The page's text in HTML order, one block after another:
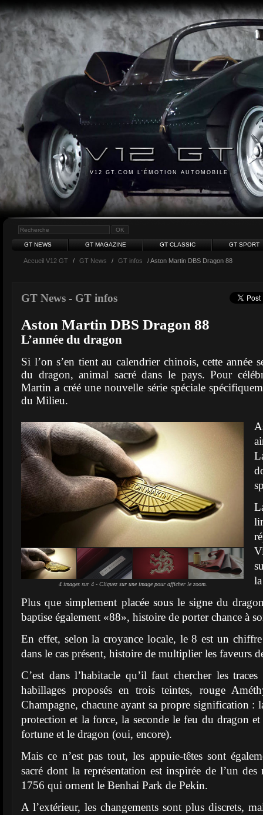
V12 GT.COM L'ÉMOTION AUTOMOBILE
GT NEWS GT MAGAZINE GT CLASSIC GT SPORT
Accueil V12 GT / GT News / GT infos / Aston Martin DBS Dragon 88
GT News - GT infos
Aston Martin DBS Dragon 88
L’année du dragon
Si l’on s’en tient au calendrier chinois, cette année
du dragon, animal sacré dans le pays. Pour
Martin a créé une nouvelle série spéciale
du Milieu.
4 images sur 4 - Cliquez sur une image pour afficher le zoom.
Plus que simplement placée sous le signe du
baptise également «88», histoire de porter chance à
En effet, selon la croyance locale, le 8 est un
dans le cas présent, histoire de multiplier les faveurs
C’est dans l’habitacle qu’il faut chercher les
habillages proposés en trois teintes, rouge
Champagne, chacune ayant sa propre signification :
protection et la force, la seconde le feu du dragon
fortune et le dragon (oui, encore).
Mais ce n’est pas tout, les appuie-têtes sont
sacré dont la représentation est inspirée de l’un
1756 qui ornent le Benhai Park de Pekin.
A l’extérieur, les changements sont plus discrets,